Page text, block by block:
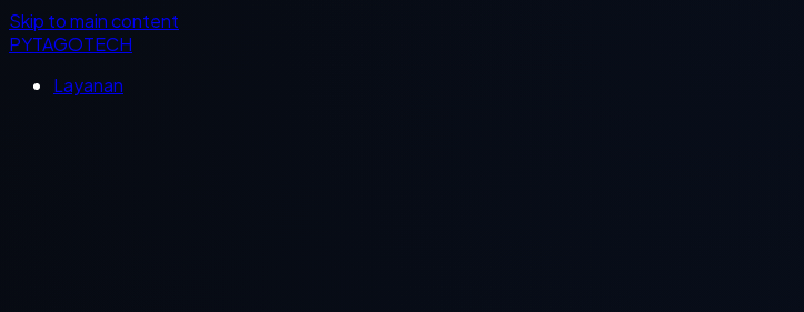
Skip to main content
PYTAGOTECH
Layanan